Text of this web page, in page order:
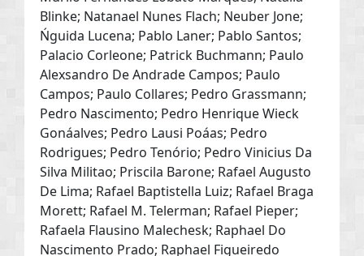
Blinke; Natanael Nunes Flach; Neuber Jone;
Ńguida Lucena; Pablo Laner; Pablo Santos;
Palacio Corleone; Patrick Buchmann; Paulo
Alexsandro De Andrade Campos; Paulo
Campos; Paulo Collares; Pedro Grassmann;
Pedro Nascimento; Pedro Henrique Wieck
Gonáalves; Pedro Lausi Poáas; Pedro
Rodrigues; Pedro Tenório; Pedro Vinicius Da
Silva Militao; Priscila Barone; Rafael Augusto
De Lima; Rafael Baptistella Luiz; Rafael Braga
Morett; Rafael M. Telerman; Rafael Pieper;
Rafaela Flausino Malechesk; Raphael Do
Nascimento Prado; Raphael Figueiredo